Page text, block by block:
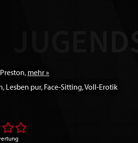
, mehr »
, Lesben pur, Face-Sitting,Voll-Erotik